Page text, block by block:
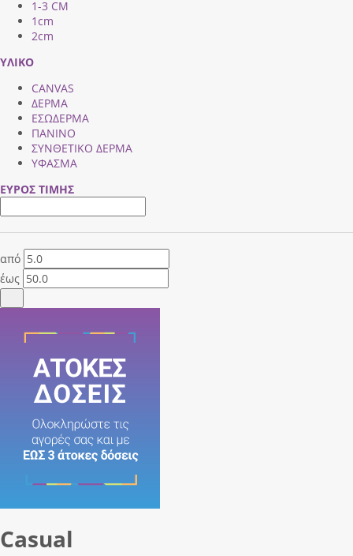
1-3 CM
1cm
2cm
ΥΛΙΚΟ
CANVAS
ΔΕΡΜΑ
ΕΣΩΔΕΡΜΑ
ΠΑΝΙΝΟ
ΣΥΝΘΕΤΙΚΟ ΔΕΡΜΑ
ΥΦΑΣΜΑ
ΕΥΡΟΣ ΤΙΜΗΣ
από
έως
Casual